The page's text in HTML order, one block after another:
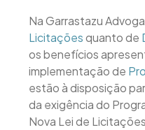
Na Garrastazu
Licitaçõesquanto de
os benefícios
implementação de
estão à disposição
da exigência do
Nova Lei de